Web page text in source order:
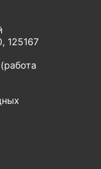
125167